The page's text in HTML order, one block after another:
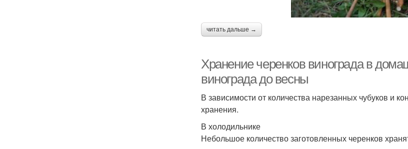
читать дальше →
Хранение черенков винограда в
винограда до весны
В зависимости от количества нарезанных чубуков и
хранения.
В холодильнике
Небольшое количество заготовленных черенков